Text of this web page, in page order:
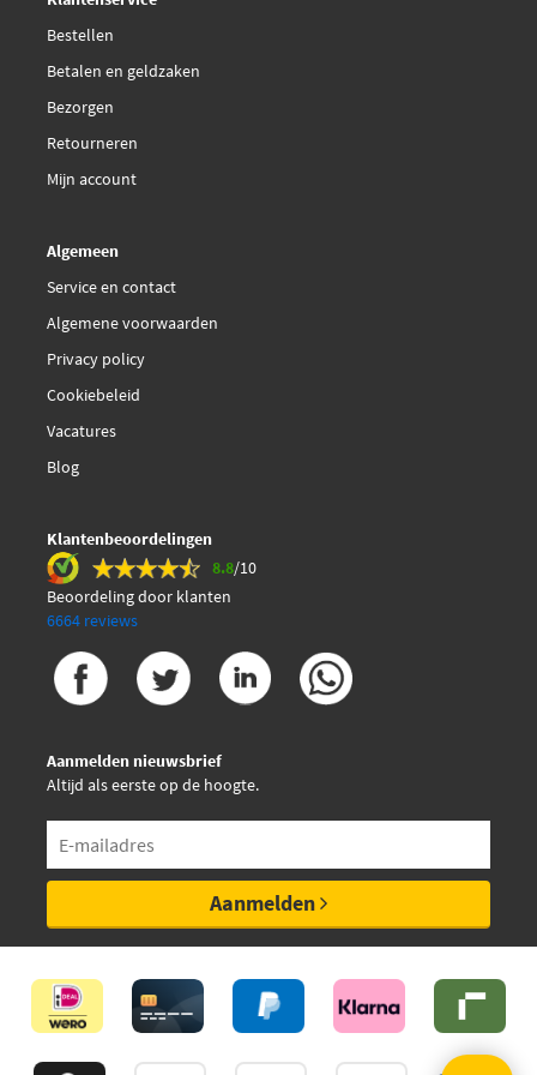
430719026805
Magneti Marelli
430719067400
430719067405
Malo 127462
Mapco 91837
Metzger 2110170
Monroe ML5269
Optimal AG-50217
QH QTS128701
Swag 30 93 1634
Triscan 8710 29121
Bestellen
Betalen en geldzaken
Bezorgen
Retourneren
Mijn account
Algemeen
Service en contact
Algemene voorwaarden
Privacy policy
Cookiebeleid
Vacatures
Blog
Klantenbeoordelingen
8.8/10
Beoordeling door klanten
6664 reviews
Aanmelden nieuwsbrief
Altijd als eerste op de hoogte.
Aanmelden